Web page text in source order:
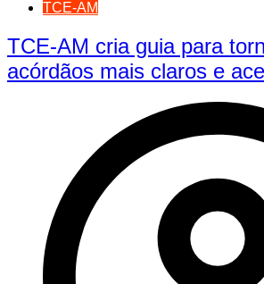
TCE-AM
TCE-AM cria guia para
acórdãos mais claros e